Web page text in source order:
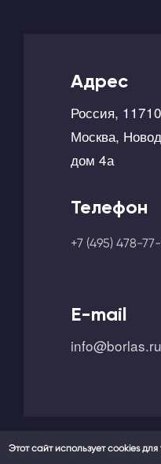
Адрес
Россия,
Москва,
дом 4а
Телефон
+7 (495) 478-
E-mail
info@borlas.ru
Этот сайт использует cookies